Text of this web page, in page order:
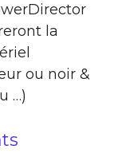
la
ou noir &
…)